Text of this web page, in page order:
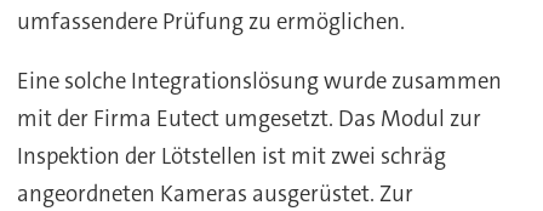
umfassendere Prüfung zu ermöglichen.
Eine solche Integrationslösung wurde zusammen
mit der Firma Eutect umgesetzt. Das Modul zur
Inspektion der Lötstellen ist mit zwei schräg
angeordneten Kameras ausgerüstet. Zur